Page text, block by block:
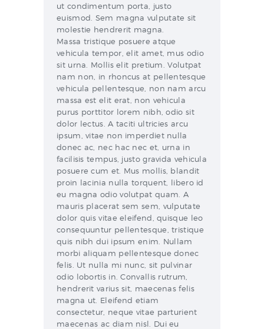
ut condimentum porta, justo
euismod. Sem magna vulputate sit
molestie hendrerit magna.
Massa tristique posuere atque
vehicula tempor, elit amet, mus odio
sit urna. Mollis elit pretium. Volutpat
nam non, in rhoncus at pellentesque
vehicula pellentesque, non nam arcu
massa est elit erat, non vehicula
purus porttitor lorem nibh, odio sit
dolor lectus. A taciti ultricies arcu
ipsum, vitae non imperdiet nulla
donec ac, nec hac nec et, urna in
facilisis tempus, justo gravida vehicula
posuere cum et. Mus mollis, blandit
proin lacinia nulla torquent, libero id
eu magna odio volutpat quam. A
mauris placerat sem sem, vulputate
dolor quis vitae eleifend, quisque leo
consequuntur pellentesque, tristique
quis nibh dui ipsum enim. Nullam
morbi aliquam pellentesque donec
felis. Ut nulla mi nunc, sit pulvinar
odio lobortis in. Convallis rutrum,
hendrerit varius sit, maecenas felis
magna ut. Eleifend etiam
consectetur, neque vitae parturient
maecenas ac diam nisl. Dui eu